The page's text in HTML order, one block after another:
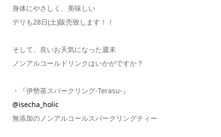
身体にやさしく、美味しい
デリも28日(土)販売致します！！
そして、良いお天気になった週末
ノンアルコールドリンクはいかがですか？
・『伊勢茶スパークリング-Terasu-』
@isecha_holic
無添加のノンアルコールスパークリングティー